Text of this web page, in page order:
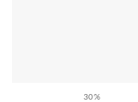
30%